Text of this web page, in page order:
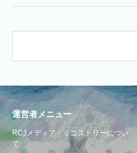
運営者メニュー
RCJメディア・ミニストリーについ
て